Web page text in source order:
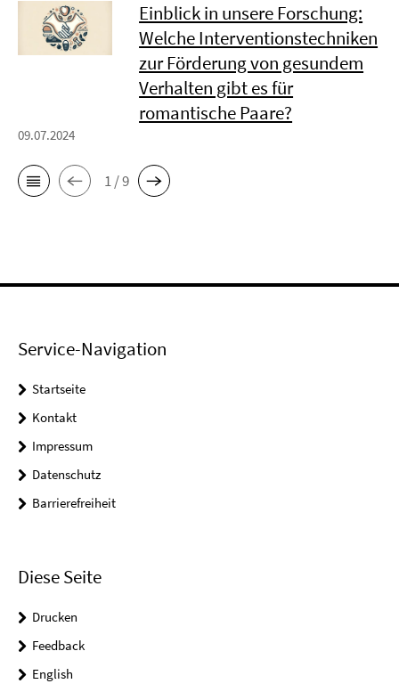
Einblick in unsere Forschung:
Welche Interventionstechniken
zur Förderung von gesundem
Verhalten gibt es für
romantische Paare?
09.07.2024
1 / 9
Service-Navigation
Startseite
Kontakt
Impressum
Datenschutz
Barrierefreiheit
Diese Seite
Drucken
Feedback
English